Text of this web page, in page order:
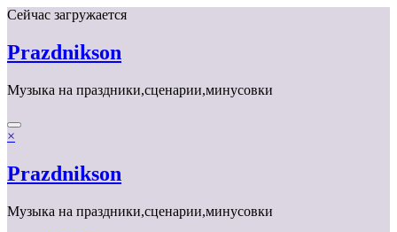
Перейти
содержимому
Сейчас загружается
Prazdnikson
Музыка на праздники,сценарии,минусовки
×
Prazdnikson
Музыка на праздники,сценарии,минусовки